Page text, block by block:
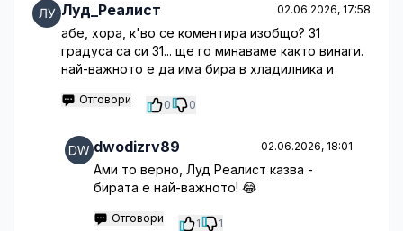
Луд_Реалист 02.06.2026, 17:58
абе, хора, к'во се коментира изобщо? 31
градуса са си 31... ще го минаваме както винаги.
най-важното е да има бира в хладилника и
Отговори 0 0
dwodizrv89 02.06.2026, 18:01
Ами то верно, Луд Реалист казва -
бирата е най-важното! 😂
Отговори 1 1